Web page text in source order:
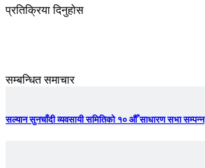
प्रतिक्रिया दिनुहोस
सम्बन्धित समाचार
सल्यान सुनचाँदी व्यवसायी समितिको १० औँ साधारण सभा सम्पन्न